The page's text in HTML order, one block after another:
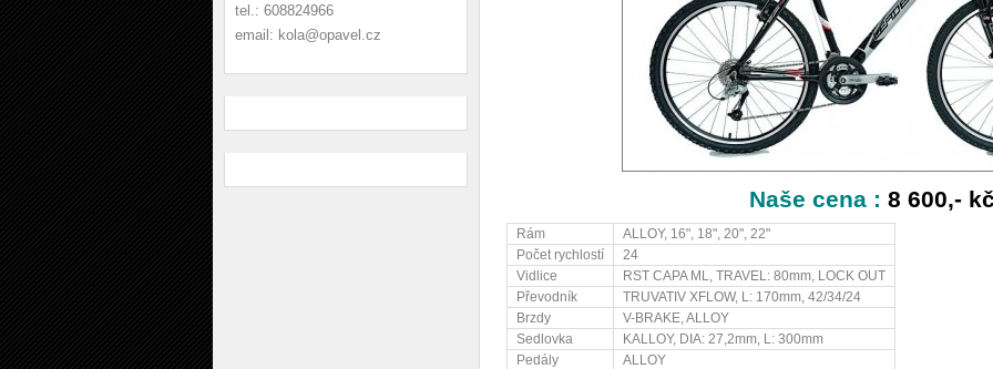
tel.: 608824966
email: kola@opavel.cz
Naše cena : 8 600,-
Rám
ALLOY, 16", 18", 20", 22"
Počet rychlostí
24
Vidlice
RST CAPA ML, TRAVEL: 80mm, LOCK OUT
Převodník
TRUVATIV XFLOW, L: 170mm, 42/34/24
Brzdy
V-BRAKE, ALLOY
Sedlovka
KALLOY, DIA: 27,2mm, L: 300mm
Pedály
ALLOY